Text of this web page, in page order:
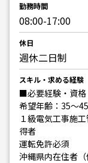
勤務時間
08:00-17:00
休日
週休二日制
スキル・求める経験
■必要経験・資格
希望年齢：35～45
１級電気工事施
得者
運転免許必須
沖縄県内在住者